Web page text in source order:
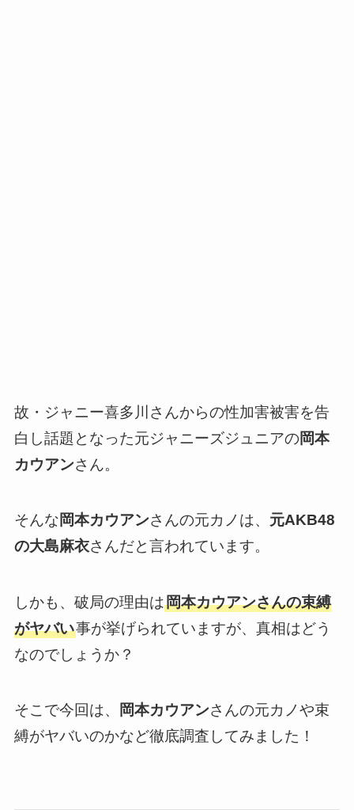
故・ジャニー喜多川さんからの性加害被害を告
白し話題となった元ジャニーズジュニアの岡本
カウアンさん。
そんな 岡本カウアンさんの元カノは、 元AKB48
の大島麻衣さんだと言われています。
しかも、破局の理由は岡本カウアンさんの束縛
がヤバい事が挙げられていますが、真相はどう
なのでしょうか？
そこで今回は、 岡本カウアンさんの元カノや束
縛がヤバいのかなど徹底調査してみました！